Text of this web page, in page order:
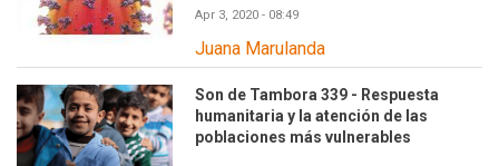
Apr 3, 2020 - 08:49
Juana Marulanda
Son de Tambora 339 - Respuesta
humanitaria y la atención de las
poblaciones más vulnerables